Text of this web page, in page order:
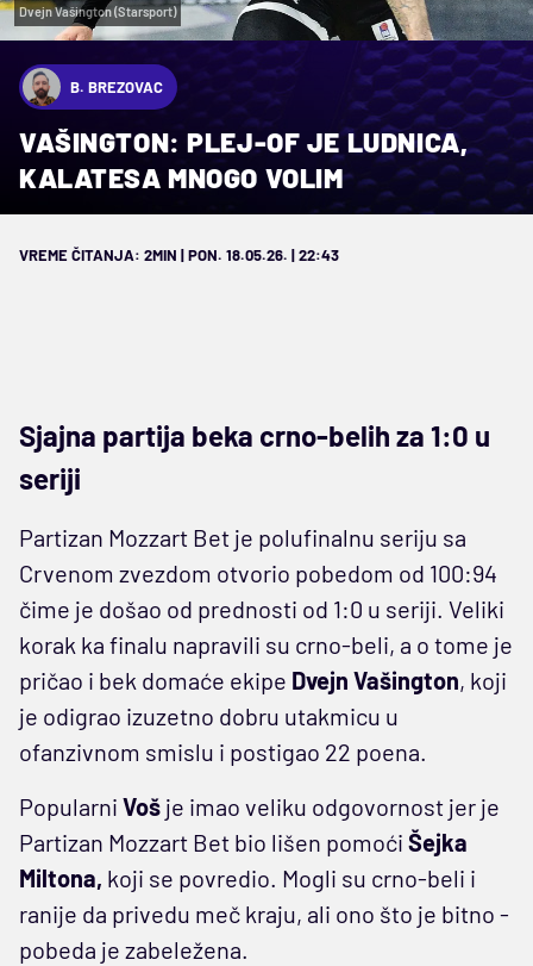
Dvejn Vašington (Starsport)
B. BREZOVAC
VAŠINGTON: PLEJ-OF JE LUDNICA,
KALATESA MNOGO VOLIM
VREME ČITANJA: 2MIN | PON. 18.05.26. | 22:43
Sjajna partija beka crno-belih za 1:0 u
seriji
Partizan Mozzart Bet je polufinalnu seriju sa
Crvenom zvezdom otvorio pobedom od 100:94
čime je došao od prednosti od 1:0 u seriji. Veliki
korak ka finalu napravili su crno-beli, a o tome je
pričao i bek domaće ekipe Dvejn Vašington, koji
je odigrao izuzetno dobru utakmicu u
ofanzivnom smislu i postigao 22 poena.
Popularni Voš je imao veliku odgovornost jer je
Partizan Mozzart Bet bio lišen pomoći Šejka
Miltona, koji se povredio. Mogli su crno-beli i
ranije da privedu meč kraju, ali ono što je bitno -
pobeda je zabeležena.